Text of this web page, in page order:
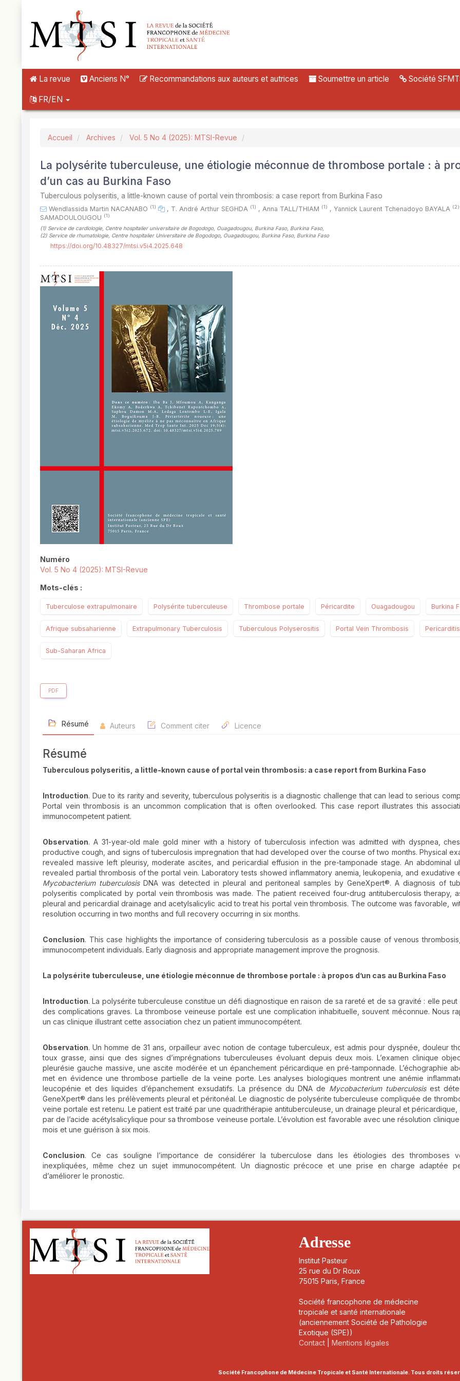
##plugins.themes.novelty.accessible_menu.main_navigation##
##plugins.themes.novelty.accessible_menu.main_content##
##plugins.themes.novelty.accessible_menu.sidebar##
La revue Anciens N° Recommandations aux auteurs et autrices Soumettre un article Société
FR/EN
Accueil Archives Vol. 5 No 4 (2025): MTSI-Revue
La polysérite tuberculeuse, une étiologie méconnue de thrombose portale : à
d’un cas au Burkina Faso
Tuberculous polyseritis, a little-known cause of portal vein thrombosis: a case report from Burkina Faso
Wendlassida Martin NACANABO (1) , T. André Arthur SEGHDA (1) , Anna TALL/THIAM (1) , Yannick Laurent Tchenadoyo BAYALA (2)
SAMADOULOUGOU (1)
(1) Service de cardiologie, Centre hospitalier universitaire de Bogodogo, Ouagadougou, Burkina Faso, Burkina Faso,
(2) Service de rhumatologie, Centre hospitalier Universitaire de Bogodogo, Ouagadougou, Burkina Faso, Burkina Faso
https://doi.org/10.48327/mtsi.v5i4.2025.648
##plugins.themes.novelty.article.sidebar##
Numéro
Vol. 5 No 4 (2025): MTSI-Revue
Mots-clés :
Tuberculose extrapulmonaire Polysérite tuberculeuse Thrombose portale Péricardite Ouagadougou Burkina
Afrique subsaharienne Extrapulmonary Tuberculosis Tuberculous Polyserositis Portal Vein Thrombosis Pericarditis
Sub-Saharan Africa
PDF
Résumé Auteurs Comment citer Licence
Résumé
Tuberculous polyseritis, a little-known cause of portal vein thrombosis: a case report from Burkina Faso
Introduction. Due to its rarity and severity, tuberculous polyseritis is a diagnostic challenge that can lead to serious
Portal vein thrombosis is an uncommon complication that is often overlooked. This case report illustrates this
immunocompetent patient.
Observation. A 31-year-old male gold miner with a history of tuberculosis infection was admitted with dyspnea,
productive cough, and signs of tuberculosis impregnation that had developed over the course of two months. Physical
revealed massive left pleurisy, moderate ascites, and pericardial effusion in the pre-tamponade stage. An abdominal
revealed partial thrombosis of the portal vein. Laboratory tests showed inflammatory anemia, leukopenia, and exudative
Mycobacterium tuberculosisDNA was detected in pleural and peritoneal samples by GeneXpert®. A diagnosis of
polyseritis complicated by portal vein thrombosis was made. The patient received four-drug antituberculosis therapy,
pleural and pericardial drainage and acetylsalicylic acid to treat his portal vein thrombosis. The outcome was favorable,
resolution occurring in two months and full recovery occurring in six months.
Conclusion. This case highlights the importance of considering tuberculosis as a possible cause of venous
immunocompetent individuals. Early diagnosis and appropriate management improve the prognosis.
La polysérite tuberculeuse, une étiologie méconnue de thrombose portale : à propos d’un cas au Burkina Faso
Introduction. La polysérite tuberculeuse constitue un défi diagnostique en raison de sa rareté et de sa gravité : elle peut
des complications graves. La thrombose veineuse portale est une complication inhabituelle, souvent méconnue. Nous
un cas clinique illustrant cette association chez un patient immunocompétent.
Observation. Un homme de 31 ans, orpailleur avec notion de contage tuberculeux, est admis pour dyspnée, douleur
toux grasse, ainsi que des signes d’imprégnations tuberculeuses évoluant depuis deux mois. L’examen clinique
pleurésie gauche massive, une ascite modérée et un épanchement péricardique en pré-tamponnade. L’échographie
met en évidence une thrombose partielle de la veine porte. Les analyses biologiques montrent une anémie
leucopénie et des liquides d’épanchement exsudatifs. La présence du DNA de Mycobacterium tuberculosisest
GeneXpert® dans les prélèvements pleural et péritonéal. Le diagnostic de polysérite tuberculeuse compliquée de
veine portale est retenu. Le patient est traité par une quadrithérapie antituberculeuse, un drainage pleural et péricardique,
par de l’acide acétylsalicylique pour sa thrombose veineuse portale. L’évolution est favorable avec une résolution
mois et une guérison à six mois.
Conclusion. Ce cas souligne l’importance de considérer la tuberculose dans les étiologies des thromboses
inexpliquées, même chez un sujet immunocompétent. Un diagnostic précoce et une prise en charge adaptée
d’améliorer le pronostic.
Adresse
Institut Pasteur
25 rue du Dr Roux
75015 Paris, France
Société francophone de médecine
tropicale et santé internationale
(anciennement Société de Pathologie
Exotique (SPE))
Contact |Mentions légales
Société Francophone de Médecine Tropicale et Santé Internationale. Tous droits